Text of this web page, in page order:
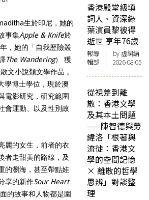
生於印尼，她的
事集Apple & Knife於
，她的「自我歷險叢
The Wandering） 獲
文小說類文學作品 。
學博士學位，現於澳
電影研究，研究範圍
會運動、以及性別政
麗的女生，前者的衣
者走甜美的路線，及
的瀏海，甚至帶點娃
享的新作Sour Heart
的故事和人物都是圍
香港殿堂級填
詞人、資深綠
葉演員黎彼得
逝世 享年76歲
報導 | by 虛詞編
輯部 | 2026-08-05
從視差到離
散：香港文學
及其本土問題
——陳智德與勞
緯洛「根著與
流徙：香港文
學的空間記憶
× 離散的哲學
思辨」對談整
理